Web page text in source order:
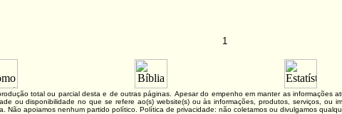
1
total ou parcial desta e de outras páginas. Apesar do empenho em manter as
ou disponibilidade no que se refere ao(s) website(s) ou às informações, produtos, serviços, ou
Não apoiamos nenhum partido político. Política de privacidade: não coletamos ou divulgamos